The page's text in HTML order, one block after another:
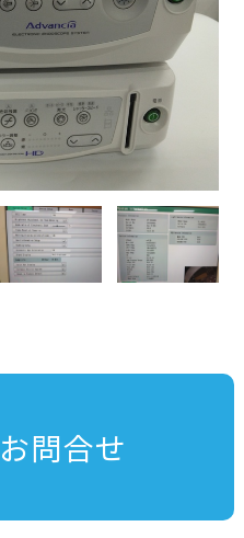
問合せ